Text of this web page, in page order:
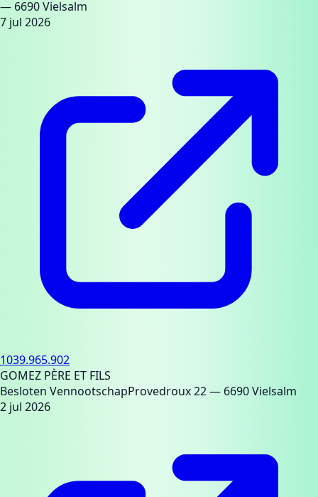
— 6690 Vielsalm
7 jul 2026
1039.965.902
GOMEZ PÈRE ET FILS
Besloten VennootschapProvedroux 22— 6690 Vielsalm
2 jul 2026